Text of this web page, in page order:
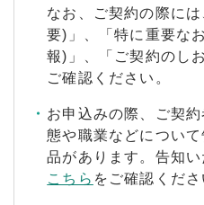
なお、ご契約の際に
要)」、「特に重要な
報)」、「ご契約のし
ご確認ください。
お申込みの際、ご契
態や職業などについ
品があります。告知
こちら をご確認くださ